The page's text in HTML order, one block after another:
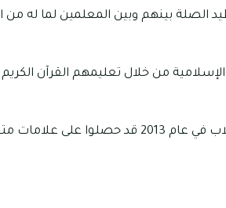
الصلة بينهم وبين المعلمين لما له
من خلال تعليمهم القرآن الكريم
بحسب تقارير عدد من الجهات التعليمية المشرفة فإن الطلاب في عام